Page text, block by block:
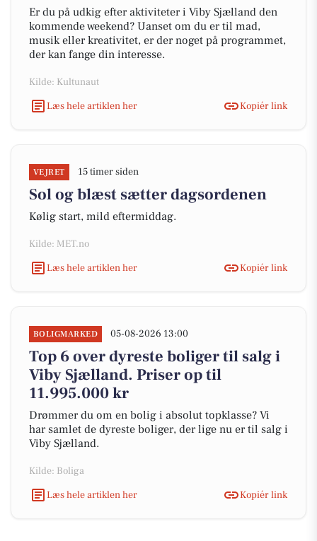
Er du på udkig efter aktiviteter i Viby Sjælland den
kommende weekend? Uanset om du er til mad,
musik eller kreativitet, er der noget på programmet,
der kan fange din interesse.
Kilde: Kultunaut
Læs hele artiklen her
Kopiér link
VEJRET 15 timer siden
Sol og blæst sætter dagsordenen
Kølig start, mild eftermiddag.
Kilde: MET.no
Læs hele artiklen her
Kopiér link
BOLIGMARKED 05-08-2026 13:00
Top 6 over dyreste boliger til salg i
Viby Sjælland. Priser op til
11.995.000 kr
Drømmer du om en bolig i absolut topklasse? Vi
har samlet de dyreste boliger, der lige nu er til salg i
Viby Sjælland.
Kilde: Boliga
Læs hele artiklen her
Kopiér link